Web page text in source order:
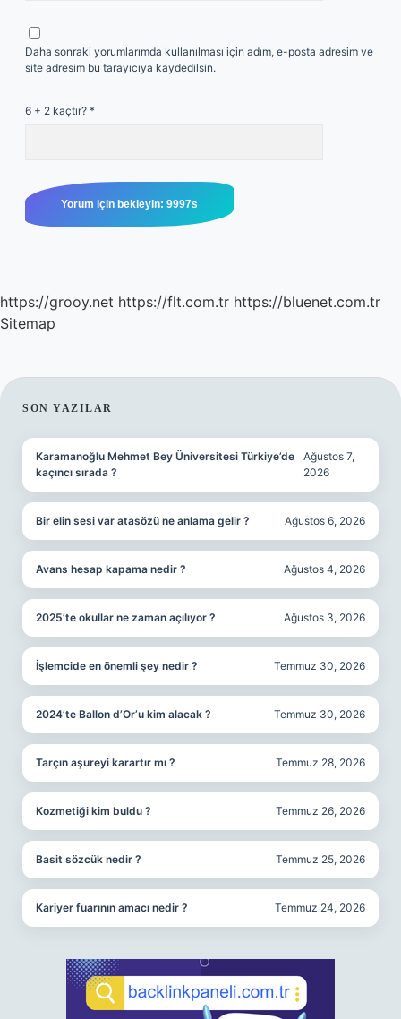
Daha sonraki yorumlarımda kullanılması için adım, e-posta adresim ve
site adresim bu tarayıcıya kaydedilsin.
6 + 2 kaçtır? *
https://grooy.net https://flt.com.tr https://bluenet.com.tr
Sitemap
SIDEBAR
SON YAZILAR
Karamanoğlu Mehmet Bey Üniversitesi Türkiye’de
kaçıncı sırada ?
Ağustos 7,
2026
Bir elin sesi var atasözü ne anlama gelir ? Ağustos 6, 2026
Avans hesap kapama nedir ? Ağustos 4, 2026
2025’te okullar ne zaman açılıyor ? Ağustos 3, 2026
İşlemcide en önemli şey nedir ? Temmuz 30, 2026
2024’te Ballon d’Or’u kim alacak ? Temmuz 30, 2026
Tarçın aşureyi karartır mı ? Temmuz 28, 2026
Kozmetiği kim buldu ? Temmuz 26, 2026
Basit sözcük nedir ? Temmuz 25, 2026
Kariyer fuarının amacı nedir ? Temmuz 24, 2026